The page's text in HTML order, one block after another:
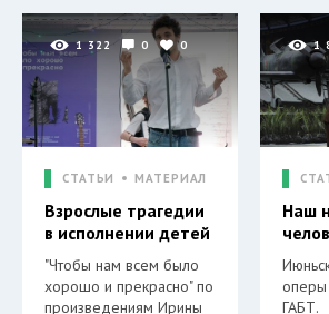
1 322 0 0
СТАТЬИ МАТЕРИАЛ
Взрослые трагедии
в исполнении детей
"Чтобы нам всем было
хорошо и прекрасно" по
произведениям Ирины
1
Наш
ГАБТ.